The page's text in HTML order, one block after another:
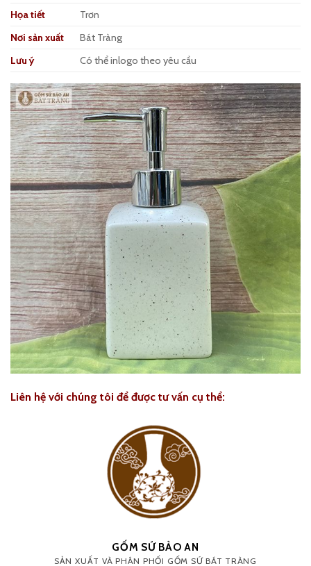
Họa tiết
Trơn
Nơi sản xuất
Bát Tràng
Lưu ý
Có thể inlogo theo yêu cầu
Liên hệ với chúng tôi để được tư vấn cụ thể:
GỐM SỨ BẢO AN
SẢN XUẤT VÀ PHÂN PHỐI GỐM SỨ BÁT TRÀNG